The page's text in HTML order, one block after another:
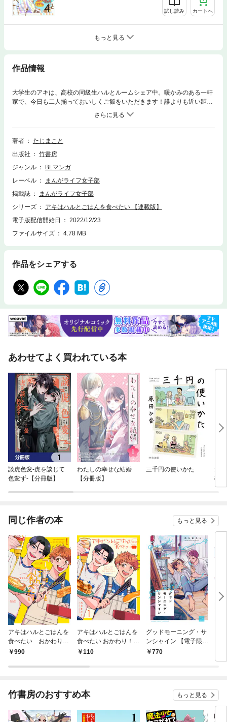
試し読み カートへ
もっと見る
作品情報
大学生のアキは、高校の同級生ハルとルームシェア中。暖かみのある一軒
家で、今日も二人揃っておいしくご飯をいただきます！誰よりも近い距離
のアキとハルが送るほっこりご飯男子コミックスタートです☆ ※この
【連載版】15はまんがライフ女子部にて配信していた最終第29話が収録さ
れています。
著者
たじまこと
出版社
竹書房
ジャンル
BLマンガ
レーベル
まんがライフ女子部
掲載誌
まんがライフ女子部
シリーズ
アキはハルとごはんを食べたい 【連載版】
電子版配信開始日
2022/12/23
ファイルサイズ
4.78 MB
作品をシェアする
あわせてよく買われている本
談虎色変-虎を談じて
色変ず-【分冊版】
わたしの幸せな結婚
【分冊版】
三千円の使いかた
斎
破れ
同じ作者の本 もっと見る
アキはハルとごはんを
食べたい おかわり！
【電子限定特典付き】
990
アキはハルとごはんを
食べたい おかわり！
【連載版】1
110
グッドモーニング・サ
ンシャイン 【電子限定
特典付き】
770
竹書房のおすすめ本 もっと見る